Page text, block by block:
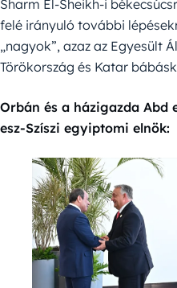
Sharm El-Sheikh-i
felé irányuló további
„nagyok”, azaz az Egyesült
Törökország és Katar
Orbán és a házigazda Abd
esz-Szíszi egyiptomi elnök: